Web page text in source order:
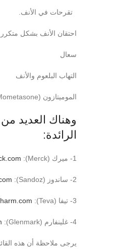
تقرحات في الأنف.
احتقان الأنف بشكل متكرر
سعال
التهاب البلعوم والأنف
الموميتازون (Mometasone) هو دواء يستخدم لعلاج التهاب الجلد والتهاب الأنف والجيوب الأنفية والربو وغيرها من الحالات الطبية.
وهناك العديد
الرائدة:
1- ميرك (Merck):
2- ساندوز (Sandoz):
3- تيفا (Teva):
4- غلينفارم (Glenmark):
يرجى ملاحظة أن هذه